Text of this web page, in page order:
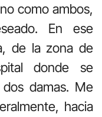
como ambos,
En ese
de la zona de
donde se
damas. Me
hacia